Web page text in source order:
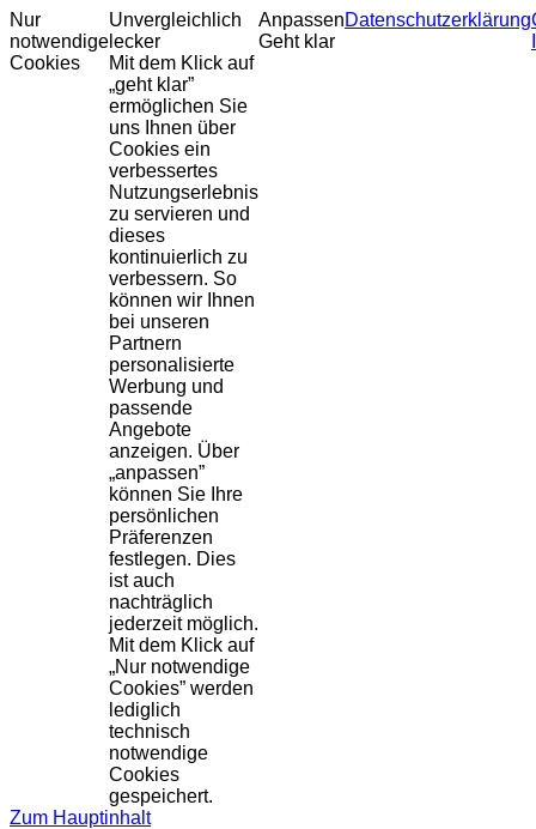
Nur
notwendige
Cookies
Unvergleichlich
lecker
Mit dem Klick auf
„geht klar”
ermöglichen Sie
uns Ihnen über
Cookies ein
verbessertes
Nutzungserlebnis
zu servieren und
dieses
kontinuierlich zu
verbessern. So
können wir Ihnen
bei unseren
Partnern
personalisierte
Werbung und
passende
Angebote
anzeigen. Über
„anpassen”
können Sie Ihre
persönlichen
Präferenzen
festlegen. Dies
ist auch
nachträglich
jederzeit möglich.
Mit dem Klick auf
„Nur notwendige
Cookies” werden
lediglich
technisch
notwendige
Cookies
gespeichert.
Anpassen
Geht klar
Datenschutzerklärung
Zum Hauptinhalt